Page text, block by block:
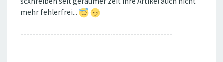
mehr fehlerfrei...
---------------------------------------------------